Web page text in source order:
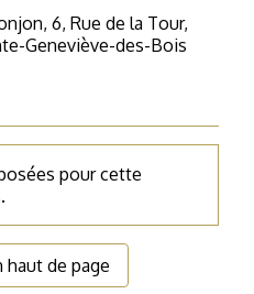
6, Rue de la Tour,
Geneviève-des-Bois
pour cette
haut de page